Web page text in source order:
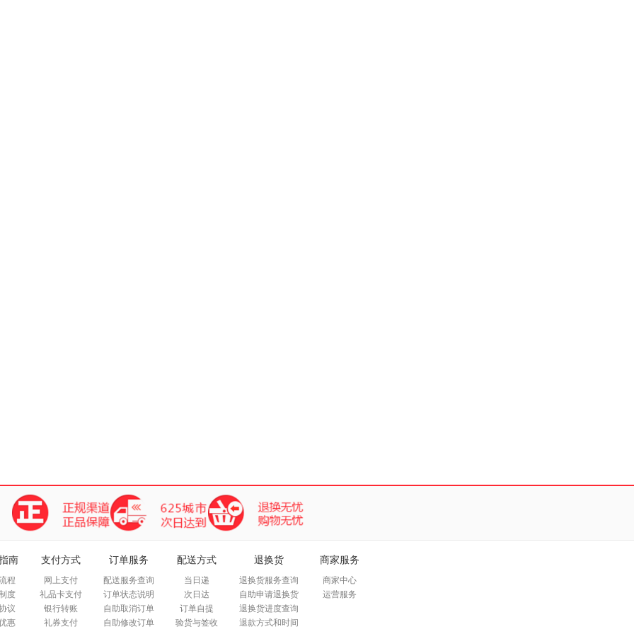
南
程
度
议
惠
支付方式
网上支付
礼品卡支付
银行转账
礼券支付
订单服务
配送服务查询
订单状态说明
自助取消订单
自助修改订单
配送方式
当日递
次日达
订单自提
验货与签收
退换货
退换货服务查询
自助申请退换货
退换货进度查询
退款方式和时间
商家服务
商家中心
运营服务